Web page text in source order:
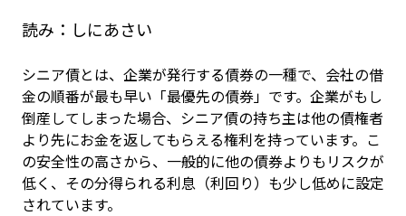
読み： しにあさい
シニア債とは、企業が発行する債券の一種で、会社の借
金の順番が最も早い「最優先の債券」です。企業がもし
倒産してしまった場合、シニア債の持ち主は他の債権者
より先にお金を返してもらえる権利を持っています。こ
の安全性の高さから、一般的に他の債券よりもリスクが
低く、その分得られる利息（利回り）も少し低めに設定
されています。